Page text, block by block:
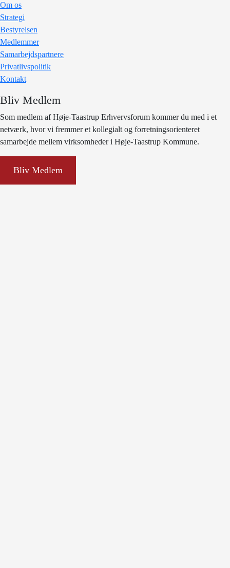
Om os
Strategi
Bestyrelsen
Medlemmer
Samarbejdspartnere
Privatlivspolitik
Kontakt
Bliv Medlem
Som medlem af Høje-Taastrup Erhvervsforum kommer du med i et
netværk, hvor vi fremmer et kollegialt og forretningsorienteret
samarbejde mellem virksomheder i Høje-Taastrup Kommune.
Bliv Medlem